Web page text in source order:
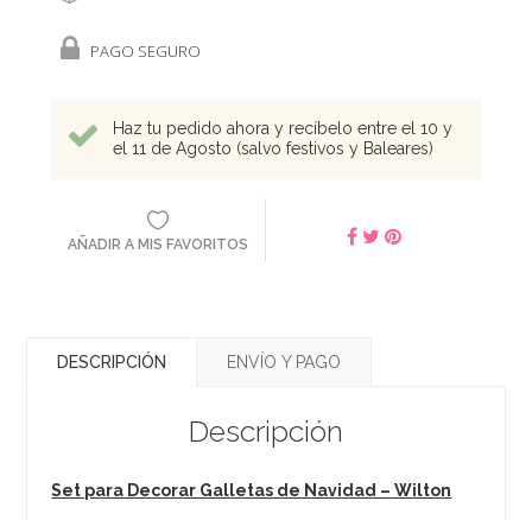
PAGO SEGURO
Haz tu pedido ahora y recíbelo entre el 10 y
el 11 de Agosto (salvo festivos y Baleares)
AÑADIR A MIS FAVORITOS
DESCRIPCIÓN ENVÍO Y PAGO
Descripción
Set para Decorar Galletas de Navidad – Wilton